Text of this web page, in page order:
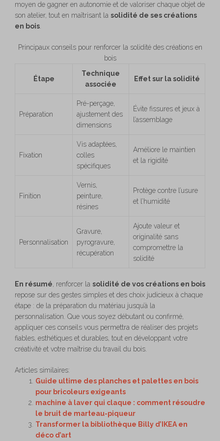
moyen de gagner en autonomie et de valoriser chaque objet de
son atelier, tout en maîtrisant la solidité de ses créations
en bois
Principaux conseils pour renforcer la solidité des créations en
bois
Étape
Technique
associée
Effet sur la solidité
Préparation
Pré-perçage,
ajustement des
dimensions
Évite fissures et jeux à
l’assemblage
Fixation
Vis adaptées,
colles
spécifiques
Améliore le maintien
et la rigidité
Finition
Vernis,
peinture,
résines
Protège contre l’usure
et l’humidité
Personnalisation
Gravure,
pyrogravure,
récupération
Ajoute valeur et
originalité sans
compromettre la
solidité
En résumé , renforcer la solidité de vos créations en bois
repose sur des gestes simples et des choix judicieux à chaque
étape : de la préparation du matériau jusqu’à la
personnalisation. Que vous soyez débutant ou confirmé,
appliquer ces conseils vous permettra de réaliser des projets
fiables, esthétiques et durables, tout en développant votre
créativité et votre maîtrise du travail du bois.
Articles similaires:
Guide ultime des planches et palettes en bois
pour bricoleurs exigeants
machine à laver qui claque : comment résoudre
le bruit de marteau-piqueur
Transformer la bibliothèque Billy d’IKEA en
déco d’art